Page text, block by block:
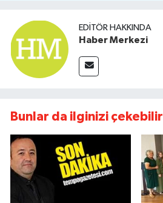
EDITÖR HAKKINDA
Haber Merkezi
Bunlar da ilginizi çekebilir